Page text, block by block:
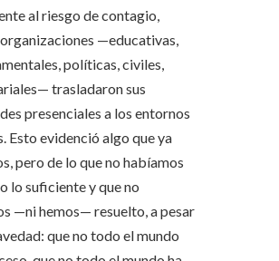
al riesgo de contagio,
—educativas,
políticas, civiles,
trasladaron sus
presenciales a los entornos
Esto evidenció algo que ya
pero de lo que no habíamos
lo suficiente y que no
—ni hemos— resuelto, a pesar
que no todo el mundo